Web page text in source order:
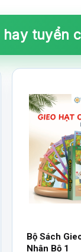
tuyển
Bộ Sách
Nhân Bộ 1